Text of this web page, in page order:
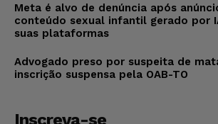
Meta é alvo de denúncia após
conteúdo sexual infantil gerado por
suas plataformas
Advogado preso por suspeita de
inscrição suspensa pela OAB-TO
Inscreva-se